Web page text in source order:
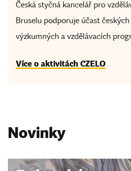
Česká styčná kancelář pro
Bruselu podporuje účast
výzkumných a vzdělávacích
Více o aktivitách CZELO
Novinky